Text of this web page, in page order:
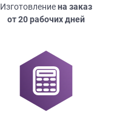
Изготовлениена заказ
от 20 рабочих дней